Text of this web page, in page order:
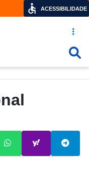
Acesso
ACESSIBILIDADE